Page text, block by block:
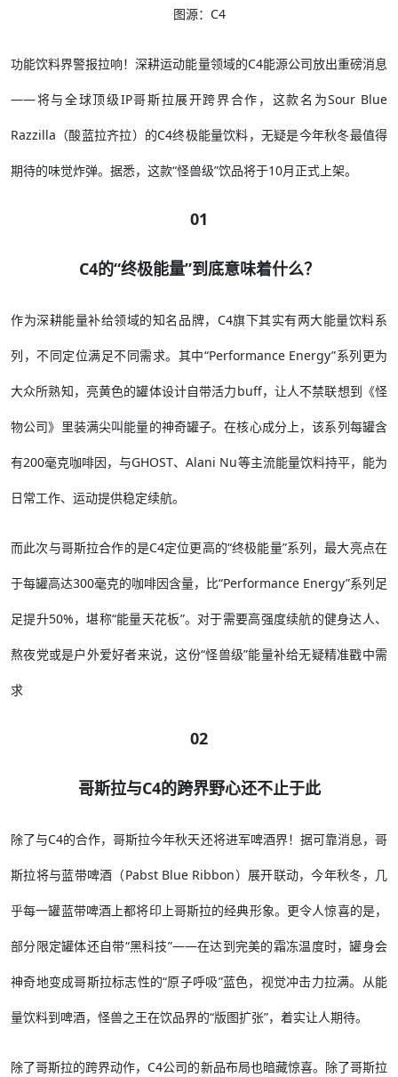
图源：C4
功能饮料界警报拉响！深耕运动能量领域的C4能源公司放出重磅消息
——将与全球顶级IP哥斯拉展开跨界合作，这款名为Sour Blue
Razzilla（酸蓝拉齐拉）的C4终极能量饮料，无疑是今年秋冬最值得
期待的味觉炸弹。据悉，这款“怪兽级”饮品将于10月正式上架。​
01
C4的“终极能量”到底意味着什么？
作为深耕能量补给领域的知名品牌，C4旗下其实有两大能量饮料系
列，不同定位满足不同需求。其中“Performance Energy”系列更为
大众所熟知，亮黄色的罐体设计自带活力buff，让人不禁联想到《怪
物公司》里装满尖叫能量的神奇罐子。在核心成分上，该系列每罐含
有200毫克咖啡因，与GHOST、Alani Nu等主流能量饮料持平，能为
日常工作、运动提供稳定续航。​
而此次与哥斯拉合作的是C4定位更高的“终极能量”系列，最大亮点在
于每罐高达300毫克的咖啡因含量，比“Performance Energy”系列足
足提升50%，堪称“能量天花板”。对于需要高强度续航的健身达人、
熬夜党或是户外爱好者来说，这份“怪兽级”能量补给无疑精准戳中需
求
02
哥斯拉与C4的跨界野心还不止于此
除了与C4的合作，哥斯拉今年秋天还将进军啤酒界！据可靠消息，哥
斯拉将与蓝带啤酒（Pabst Blue Ribbon）展开联动，今年秋冬，几
乎每一罐蓝带啤酒上都将印上哥斯拉的经典形象。更令人惊喜的是，
部分限定罐体还自带“黑科技”——在达到完美的霜冻温度时，罐身会
神奇地变成哥斯拉标志性的“原子呼吸”蓝色，视觉冲击力拉满。从能
量饮料到啤酒，怪兽之王在饮品界的“版图扩张”，着实让人期待。​
除了哥斯拉的跨界动作，C4公司的新品布局也暗藏惊喜。除了哥斯拉